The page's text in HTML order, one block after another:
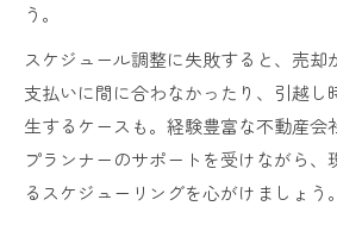
う。
スケジュール調整に失敗すると、売却
支払いに間に合わなかったり、引越し
生するケースも。経験豊富な不動産会
プランナーのサポートを受けながら、
るスケジューリングを心がけましょう。